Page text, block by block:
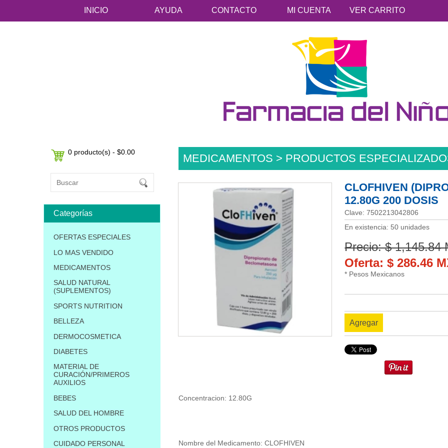
INICIO AYUDA CONTACTO MI CUENTA VER CARRITO
0 producto(s) - $0.00
Categorías
OFERTAS ESPECIALES
LO MAS VENDIDO
MEDICAMENTOS
SALUD NATURAL
(SUPLEMENTOS)
SPORTS NUTRITION
BELLEZA
DERMOCOSMETICA
DIABETES
MATERIAL DE
CURACIÓN/PRIMEROS
AUXILIOS
BEBES
SALUD DEL HOMBRE
OTROS PRODUCTOS
CUIDADO PERSONAL
MEDICAMENTOS > PRODUCTOS
CLOFHIVEN
12.80G 200 DOSIS
Clave: 7502213042806
En existencia: 50 unidades
Precio: $ 1,145.84
Oferta: $ 286.46
* Pesos Mexicanos
Agregar
Concentracion: 12.80G
Nombre del Medicamento: CLOFHIVEN